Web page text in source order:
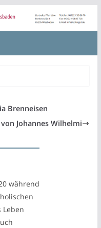
Brenneisen
Johannes Wilhelmi
während
Leben